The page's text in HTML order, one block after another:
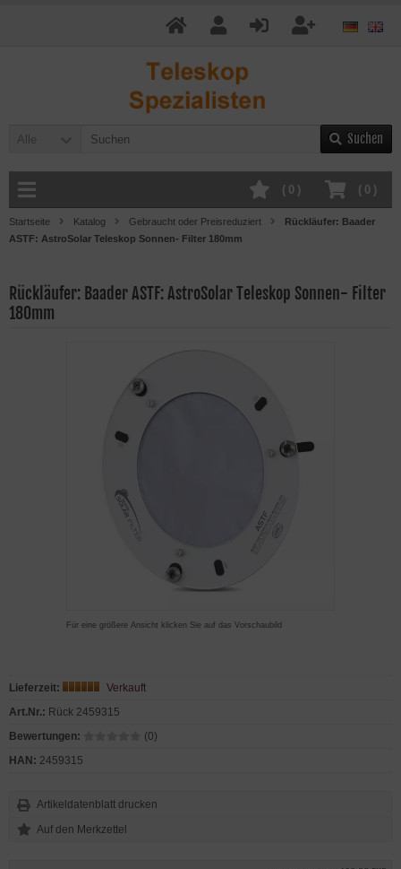
Alle Suchen
( 0 )
( 0 )
Startseite Katalog Gebraucht oder Preisreduziert
Rückläufer: Baader
ASTF: AstroSolar Teleskop Sonnen- Filter 180mm
Rückläufer: Baader ASTF: AstroSolar Teleskop Sonnen- Filter
180mm
Für eine größere Ansicht klicken Sie auf das Vorschaubild
Lieferzeit:
Verkauft
Art.Nr.: Rück 2459315
Bewertungen:
(0)
HAN: 2459315
Artikeldatenblatt drucken